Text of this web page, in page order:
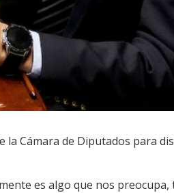
la Cámara de Diputados para
es algo que nos preocupa,